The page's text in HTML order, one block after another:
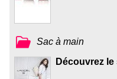
Sac à main
Découvrez le